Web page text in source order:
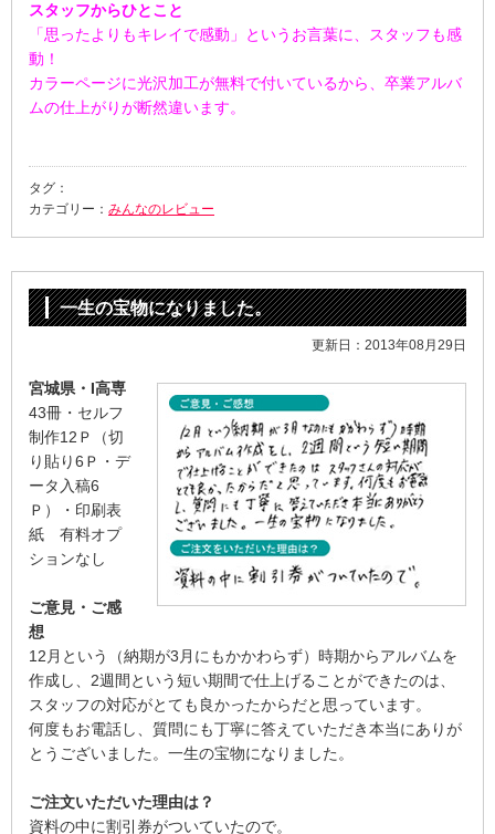
スタッフからひとこと
「思ったよりもキレイで感動」というお言葉に、スタッフも感
動！
カラーページに光沢加工が無料で付いているから、卒業アルバ
ムの仕上がりが断然違います。
タグ：
カテゴリー： みんなのレビュー
一生の宝物になりました。
更新日：2013年08月29日
宮城県・I高専
43冊・セルフ
制作12Ｐ（切
り貼り6Ｐ・デ
ータ入稿6
Ｐ）・印刷表
紙 有料オプ
ションなし
ご意見・ご感
想
12月という（納期が3月にもかかわらず）時期からアルバムを
作成し、2週間という短い期間で仕上げることができたのは、
スタッフの対応がとても良かったからだと思っています。
何度もお電話し、質問にも丁寧に答えていただき本当にありが
とうございました。一生の宝物になりました。
ご注文いただいた理由は？
資料の中に割引券がついていたので。